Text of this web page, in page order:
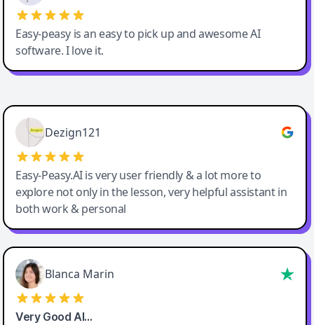
Easy-peasy is an easy to pick up and awesome AI
software. I love it.
Easy-Peasy AI
Dezign121
Easy-Peasy.AI is very user friendly & a lot more to
explore not only in the lesson, very helpful assistant in
both work & personal
Blanca Marin
Very Good AI…